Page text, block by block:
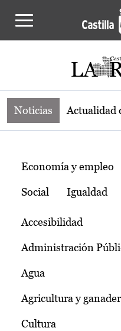
Noticias de la
Noticias Actualidad
Temas
Economía y empleo
Social Igualdad
Accesibilidad
Administración
Agua
Agricultura y
Cultura